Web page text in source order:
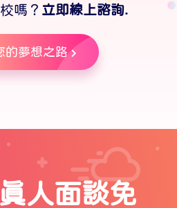
嗎？ 立即線上諮詢.
的夢想之路
人面談免